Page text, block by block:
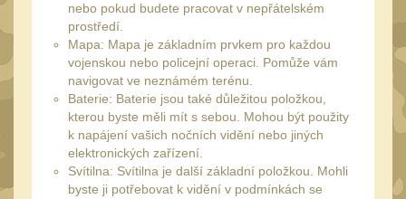
Delta Optical
Sightmark 19
Vector Optics5
ČIŠTĚNÍ A ÚDRŽBA(65)
Čištění 38
AR1514
nebo pokud budete pracovat v nepřátelském
prostředí.
Mapa: Mapa je základním prvkem pro každou
vojenskou nebo policejní operaci. Pomůže vám
navigovat ve neznámém terénu.
Baterie: Baterie jsou také důležitou položkou,
kterou byste měli mít s sebou. Mohou být použity
k napájení vašich nočních vidění nebo jiných
elektronických zařízení.
Svítilna: Svítilna je další základní položkou. Mohli
byste ji potřebovat k vidění v podmínkách se